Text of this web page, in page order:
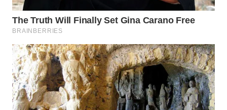
BINJAI
WN
WN
INDRAMAYU
WN